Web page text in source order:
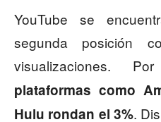
YouTube se
segunda posición
visualizaciones.
plataformas como
Hulu rondan el 3%.